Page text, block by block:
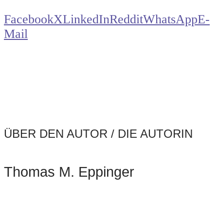
FacebookXLinkedInRedditWhatsAppE-
Mail
ÜBER DEN AUTOR / DIE AUTORIN
Thomas M. Eppinger